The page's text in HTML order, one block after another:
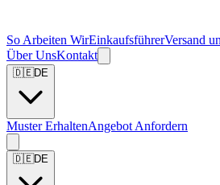
So Arbeiten WirEinkaufsführerVersand
Über UnsKontakt
🇩🇪DE
Muster ErhaltenAngebot Anfordern
🇩🇪DE